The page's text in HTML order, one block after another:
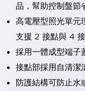
品，幫助控制盤節
高電壓型照光單元
支援 2 接點與 4 接
採用一體成型端子
接點部採用自清潔
防護結構可防止水